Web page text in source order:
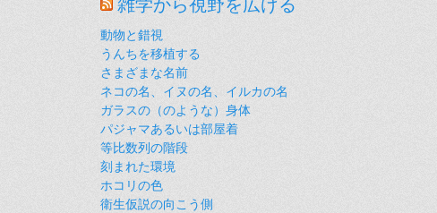
雑学から視野を広げる
動物と錯視
うんちを移植する
さまざまな名前
ネコの名、イヌの名、イルカの名
ガラスの（のような）身体
パジャマあるいは部屋着
等比数列の階段
刻まれた環境
ホコリの色
衛生仮説の向こう側